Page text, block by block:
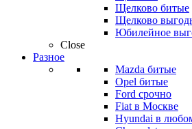
Щелково битые
Щелково
Юбилейное
Close
Разное
Mazda битые
Opel битые
Ford срочно
Fiat в Москве
Hyundai в